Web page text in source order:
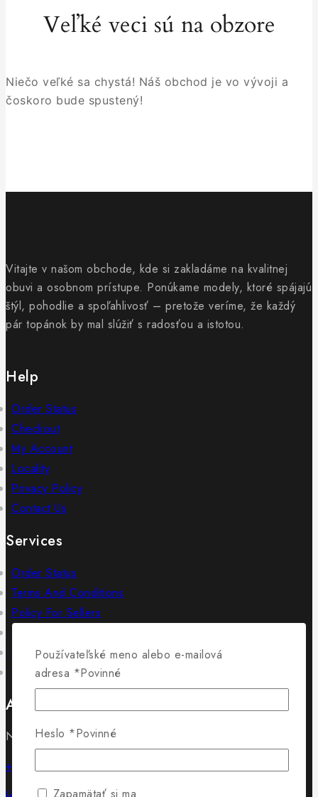
Veľké veci sú na obzore
Niečo veľké sa chystá! Náš obchod je vo vývoji a
čoskoro bude spustený!
Vitajte v našom obchode, kde si zakladáme na kvalitnej
obuvi a osobnom prístupe. Ponúkame modely, ktoré spájajú
štýl, pohodlie a spoľahlivosť – pretože veríme, že každý
pár topánok by mal slúžiť s radosťou a istotou.
Help
Order Status
Checkout
My Account
Locality
Privacy Policy
Contact Us
Services
Order Status
Terms And Conditions
Policy For Sellers
Shipping & Refund
Wholesale Policy
Adresa
Námestie SNP 18/18 01501 Rajec
+421 902 715 430
Používateľské meno alebo e-mailová
adresa *Povinné
Heslo *Povinné